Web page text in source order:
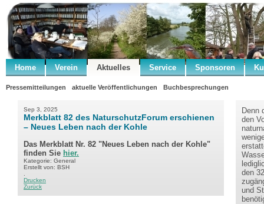
Home Verein Aktuelles Service Sponsoren
Pressemitteilungen aktuelle Veröffentlichungen Buchbesprechungen
Sep 3, 2025
Merkblatt 82 des NaturschutzForum erschienen
– Neues Leben nach der Kohle
Das Merkblatt Nr. 82 "Neues Leben nach der Kohle"
finden Sie hier.
Kategorie: General
Erstellt von: BSH
Drucken
Zurück
Denn
den
den
und